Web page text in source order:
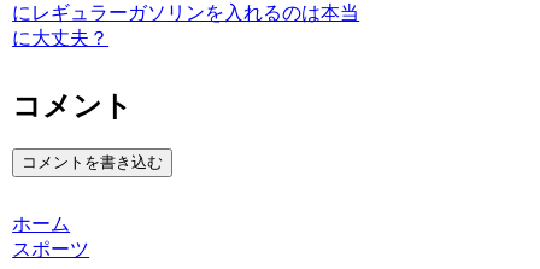
にレギュラーガソリンを入れるのは本当
に大丈夫？
コメント
コメントを書き込む
ホーム
スポーツ